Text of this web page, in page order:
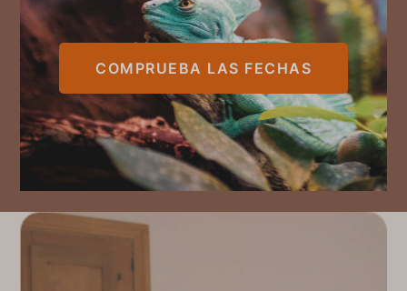
COMPRUEBA LAS FECHAS